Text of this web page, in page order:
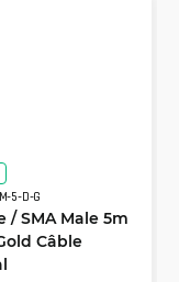
5-D-G
/ SMA Male 5m
Câble